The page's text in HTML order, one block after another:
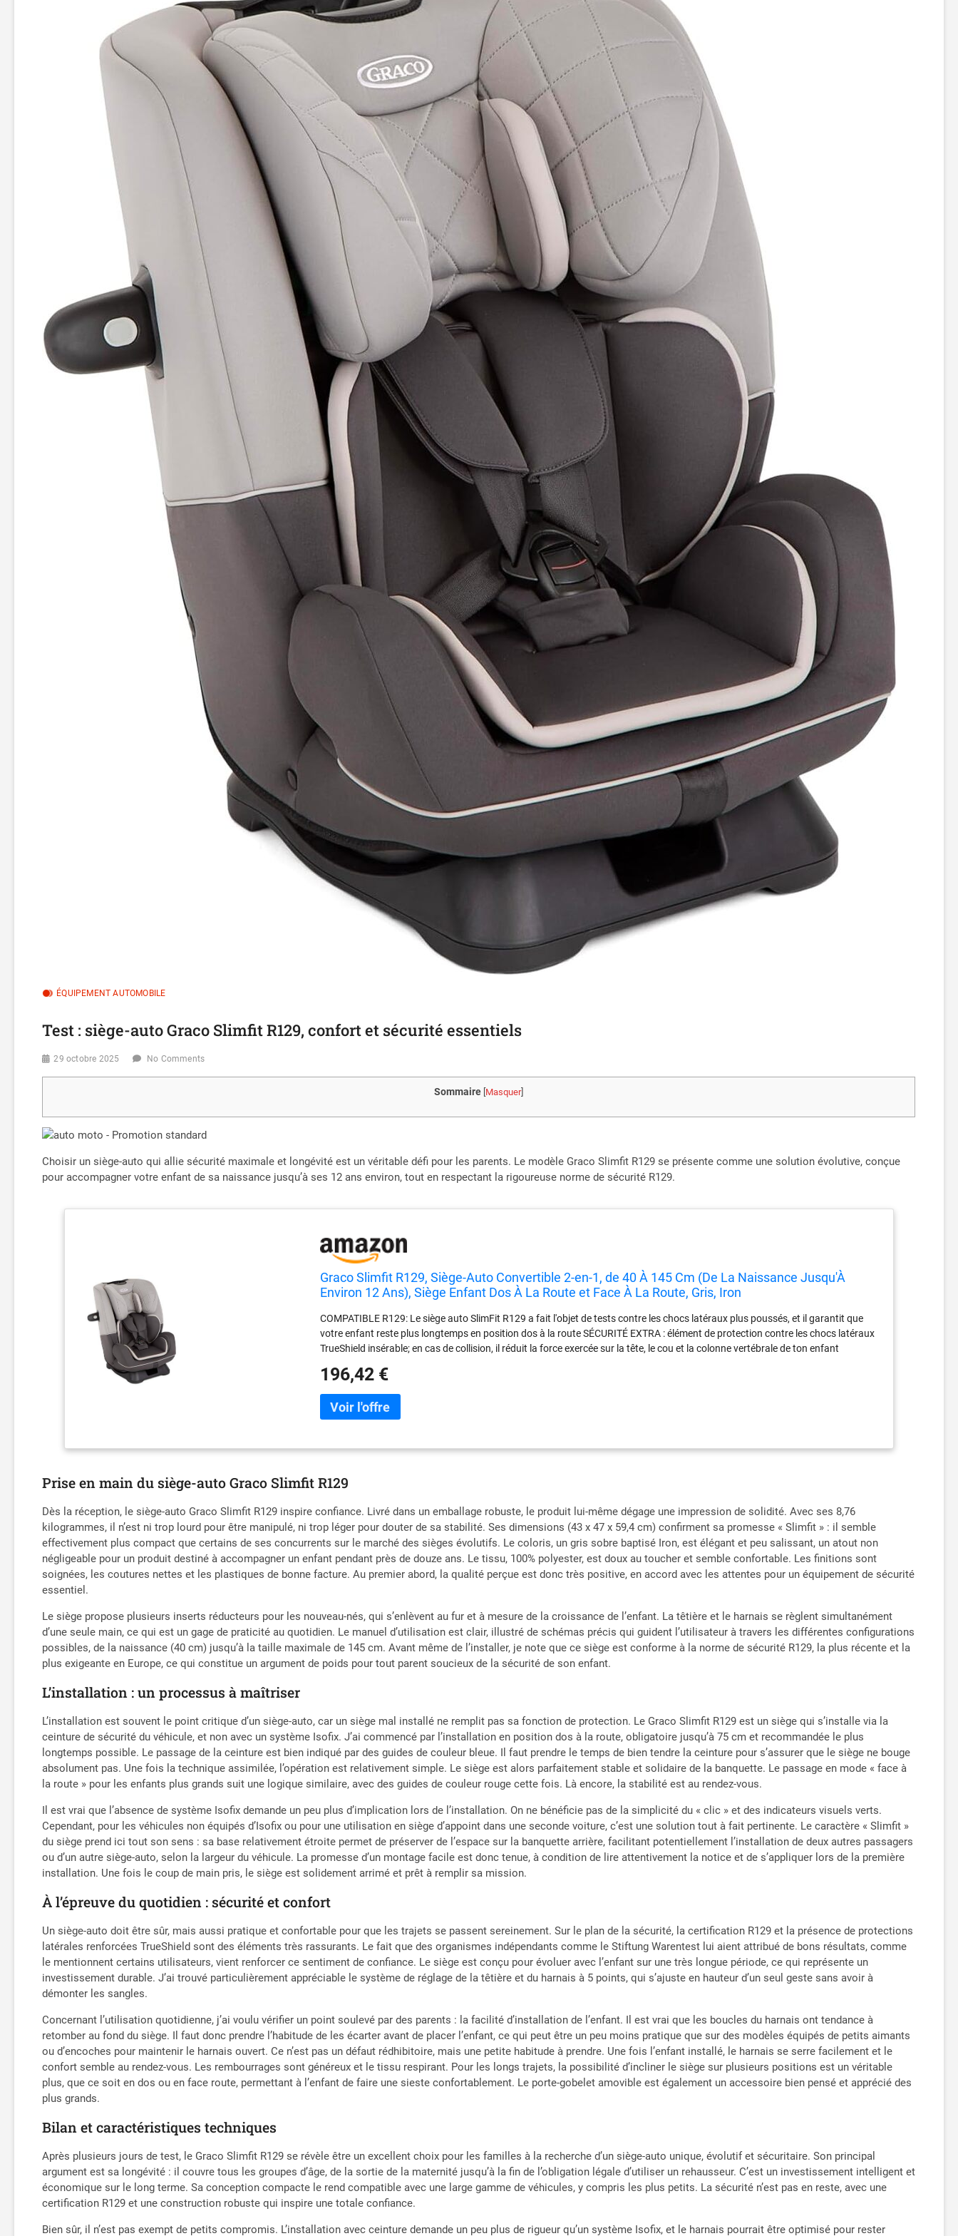
ÉQUIPEMENT AUTOMOBILE
Test : siège-auto Graco Slimfit R129, confort et sécurité essentiels
29 octobre 2025 No Comments
Sommaire [Masquer]
Choisir un siège-auto qui allie sécurité maximale et longévité est un véritable défi pour les parents. Le modèle Graco Slimfit R129 se présente comme une solution évolutive, conçue
pour accompagner votre enfant de sa naissance jusqu’à ses 12 ans environ, tout en respectant la rigoureuse norme de sécurité R129.
Graco Slimfit R129, Siège-Auto Convertible 2-en-1, de 40 À 145 Cm (De La Naissance Jusqu'À
Environ 12 Ans), Siège Enfant Dos À La Route et Face À La Route, Gris, Iron
COMPATIBLE R129: Le siège auto SlimFit R129 a fait l'objet de tests contre les chocs latéraux plus poussés, et il garantit que
votre enfant reste plus longtemps en position dos à la route SÉCURITÉ EXTRA : élément de protection contre les chocs latéraux
TrueShield insérable; en cas de collision, il réduit la force exercée sur la tête, le cou et la colonne vertébrale de ton enfant
SIÈGE AUTO CONVERTIBLE 2-EN-1: Le siège SlimFit R129 permet d'installer votre enfant en position dos à la route (40 à 105
cm) mais également en position face à la route (100 à 150 cm)
196,42 €
Prise en main du siège-auto Graco Slimfit R129
Dès la réception, le siège-auto Graco Slimfit R129 inspire confiance. Livré dans un emballage robuste, le produit lui-même dégage une impression de solidité. Avec ses 8,76
kilogrammes, il n’est ni trop lourd pour être manipulé, ni trop léger pour douter de sa stabilité. Ses dimensions (43 x 47 x 59,4 cm) confirment sa promesse « Slimfit » : il semble
effectivement plus compact que certains de ses concurrents sur le marché des sièges évolutifs. Le coloris, un gris sobre baptisé Iron, est élégant et peu salissant, un atout non
négligeable pour un produit destiné à accompagner un enfant pendant près de douze ans. Le tissu, 100% polyester, est doux au toucher et semble confortable. Les finitions sont
soignées, les coutures nettes et les plastiques de bonne facture. Au premier abord, la qualité perçue est donc très positive, en accord avec les attentes pour un équipement de sécurité
essentiel.
Le siège propose plusieurs inserts réducteurs pour les nouveau-nés, qui s’enlèvent au fur et à mesure de la croissance de l’enfant. La têtière et le harnais se règlent simultanément
d’une seule main, ce qui est un gage de praticité au quotidien. Le manuel d’utilisation est clair, illustré de schémas précis qui guident l’utilisateur à travers les différentes configurations
possibles, de la naissance (40 cm) jusqu’à la taille maximale de 145 cm. Avant même de l’installer, je note que ce siège est conforme à la norme de sécurité R129, la plus récente et la
plus exigeante en Europe, ce qui constitue un argument de poids pour tout parent soucieux de la sécurité de son enfant.
L’installation : un processus à maîtriser
L’installation est souvent le point critique d’un siège-auto, car un siège mal installé ne remplit pas sa fonction de protection. Le Graco Slimfit R129 est un siège qui s’installe via la
ceinture de sécurité du véhicule, et non avec un système Isofix. J’ai commencé par l’installation en position dos à la route, obligatoire jusqu’à 75 cm et recommandée le plus
longtemps possible. Le passage de la ceinture est bien indiqué par des guides de couleur bleue. Il faut prendre le temps de bien tendre la ceinture pour s’assurer que le siège ne bouge
absolument pas. Une fois la technique assimilée, l’opération est relativement simple. Le siège est alors parfaitement stable et solidaire de la banquette. Le passage en mode « face à
la route » pour les enfants plus grands suit une logique similaire, avec des guides de couleur rouge cette fois. Là encore, la stabilité est au rendez-vous.
Il est vrai que l’absence de système Isofix demande un peu plus d’implication lors de l’installation. On ne bénéficie pas de la simplicité du « clic » et des indicateurs visuels verts.
Cependant, pour les véhicules non équipés d’Isofix ou pour une utilisation en siège d’appoint dans une seconde voiture, c’est une solution tout à fait pertinente. Le caractère « Slimfit »
du siège prend ici tout son sens : sa base relativement étroite permet de préserver de l’espace sur la banquette arrière, facilitant potentiellement l’installation de deux autres passagers
ou d’un autre siège-auto, selon la largeur du véhicule. La promesse d’un montage facile est donc tenue, à condition de lire attentivement la notice et de s’appliquer lors de la première
installation. Une fois le coup de main pris, le siège est solidement arrimé et prêt à remplir sa mission.
À l’épreuve du quotidien : sécurité et confort
Un siège-auto doit être sûr, mais aussi pratique et confortable pour que les trajets se passent sereinement. Sur le plan de la sécurité, la certification R129 et la présence de protections
latérales renforcées TrueShield sont des éléments très rassurants. Le fait que des organismes indépendants comme le Stiftung Warentest lui aient attribué de bons résultats, comme
le mentionnent certains utilisateurs, vient renforcer ce sentiment de confiance. Le siège est conçu pour évoluer avec l’enfant sur une très longue période, ce qui représente un
investissement durable. J’ai trouvé particulièrement appréciable le système de réglage de la têtière et du harnais à 5 points, qui s’ajuste en hauteur d’un seul geste sans avoir à
démonter les sangles.
Concernant l’utilisation quotidienne, j’ai voulu vérifier un point soulevé par des parents : la facilité d’installation de l’enfant. Il est vrai que les boucles du harnais ont tendance à
retomber au fond du siège. Il faut donc prendre l’habitude de les écarter avant de placer l’enfant, ce qui peut être un peu moins pratique que sur des modèles équipés de petits aimants
ou d’encoches pour maintenir le harnais ouvert. Ce n’est pas un défaut rédhibitoire, mais une petite habitude à prendre. Une fois l’enfant installé, le harnais se serre facilement et le
confort semble au rendez-vous. Les rembourrages sont généreux et le tissu respirant. Pour les longs trajets, la possibilité d’incliner le siège sur plusieurs positions est un véritable
plus, que ce soit en dos ou en face route, permettant à l’enfant de faire une sieste confortablement. Le porte-gobelet amovible est également un accessoire bien pensé et apprécié des
plus grands.
Bilan et caractéristiques techniques
Après plusieurs jours de test, le Graco Slimfit R129 se révèle être un excellent choix pour les familles à la recherche d’un siège-auto unique, évolutif et sécuritaire. Son principal
argument est sa longévité : il couvre tous les groupes d’âge, de la sortie de la maternité jusqu’à la fin de l’obligation légale d’utiliser un rehausseur. C’est un investissement intelligent et
économique sur le long terme. Sa conception compacte le rend compatible avec une large gamme de véhicules, y compris les plus petits. La sécurité n’est pas en reste, avec une
certification R129 et une construction robuste qui inspire une totale confiance.
Bien sûr, il n’est pas exempt de petits compromis. L’installation avec ceinture demande un peu plus de rigueur qu’un système Isofix, et le harnais pourrait être optimisé pour rester